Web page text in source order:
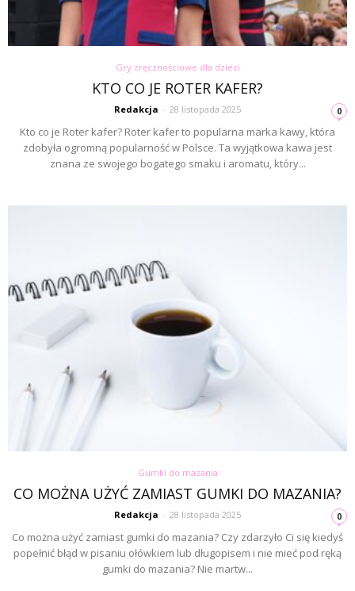
Gry zręcznościowe dla dzieci
KTO CO JE ROTER KAFER?
Redakcja - 28 listopada 2025 0
Kto co je Roter kafer? Roter kafer to popularna marka kawy, która
zdobyła ogromną popularność w Polsce. Ta wyjątkowa kawa jest
znana ze swojego bogatego smaku i aromatu, który...
Gumki do mazania
CO MOŻNA UŻYĆ ZAMIAST GUMKI DO MAZANIA?
Redakcja - 28 listopada 2025 0
Co można użyć zamiast gumki do mazania? Czy zdarzyło Ci się kiedyś
popełnić błąd w pisaniu ołówkiem lub długopisem i nie mieć pod ręką
gumki do mazania? Nie martw...